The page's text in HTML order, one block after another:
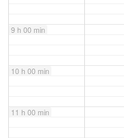
9 h 00 min
10 h 00 min
11 h 00 min